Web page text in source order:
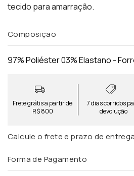
tecido para amarração.
Composição
97% Poliéster 03% Elastano -
Frete grátis a partir de
R$ 800
7 dias corridos
devolução
Calcule o frete e prazo de entrega
Forma de Pagamento